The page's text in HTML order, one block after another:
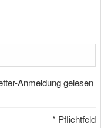
Anmeldung gelesen
* Pflichtfeld